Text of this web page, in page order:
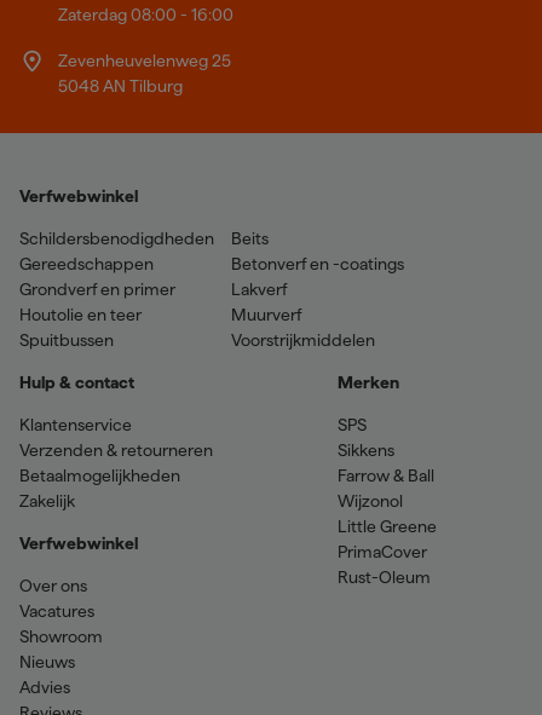
Zaterdag 08:00 - 16:00
Zevenheuvelenweg 25
5048 AN Tilburg
Verfwebwinkel
Schildersbenodigdheden
Gereedschappen
Grondverf en primer
Houtolie en teer
Spuitbussen
Beits
Betonverf en -coatings
Lakverf
Muurverf
Voorstrijkmiddelen
Hulp & contact
Klantenservice
Verzenden & retourneren
Betaalmogelijkheden
Zakelijk
Verfwebwinkel
Over ons
Vacatures
Showroom
Nieuws
Advies
Merken
SPS
Sikkens
Farrow & Ball
Wijzonol
Little Greene
PrimaCover
Rust-Oleum